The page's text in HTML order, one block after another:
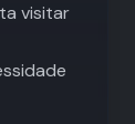
visitar